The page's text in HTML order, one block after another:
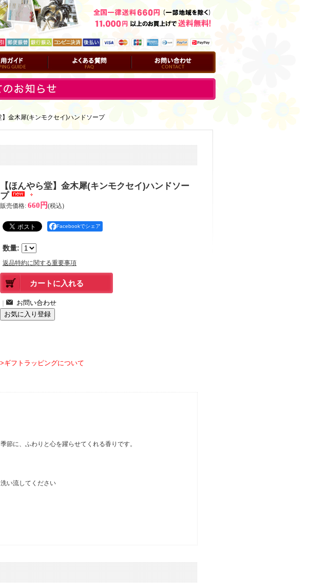
よくある質問 お問い合わせ
】金木犀(キンモクセイ)ハンドソープ
【ほんやら堂】金木犀(キンモクセイ)ハンドソー
プ
販売価格: 660円(税込)
Facebookでシェア
数量:
返品特約に関する重要事項
>ギフトラッピングについて
節に、ふわりと心を躍らせてくれる香りです。
い流してください